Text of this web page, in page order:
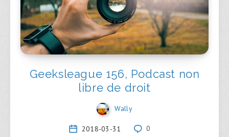
Geeksleague 156, Podcast non
libre de droit
Wally
2018-03-31 0